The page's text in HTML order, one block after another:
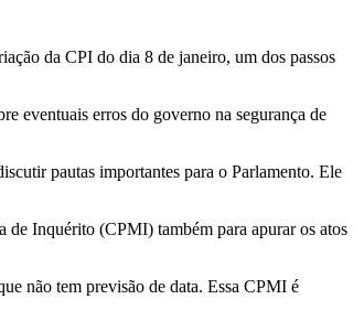
da CPI do dia 8 de janeiro, um dos passos
eventuais erros do governo na segurança de
pautas importantes para o Parlamento. Ele
de Inquérito (CPMI) também para apurar os atos
não tem previsão de data. Essa CPMI é